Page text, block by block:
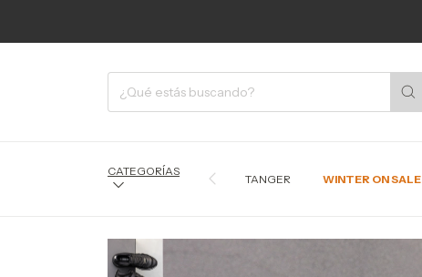
CATEGORÍAS
TANGER WINTER ON SALE